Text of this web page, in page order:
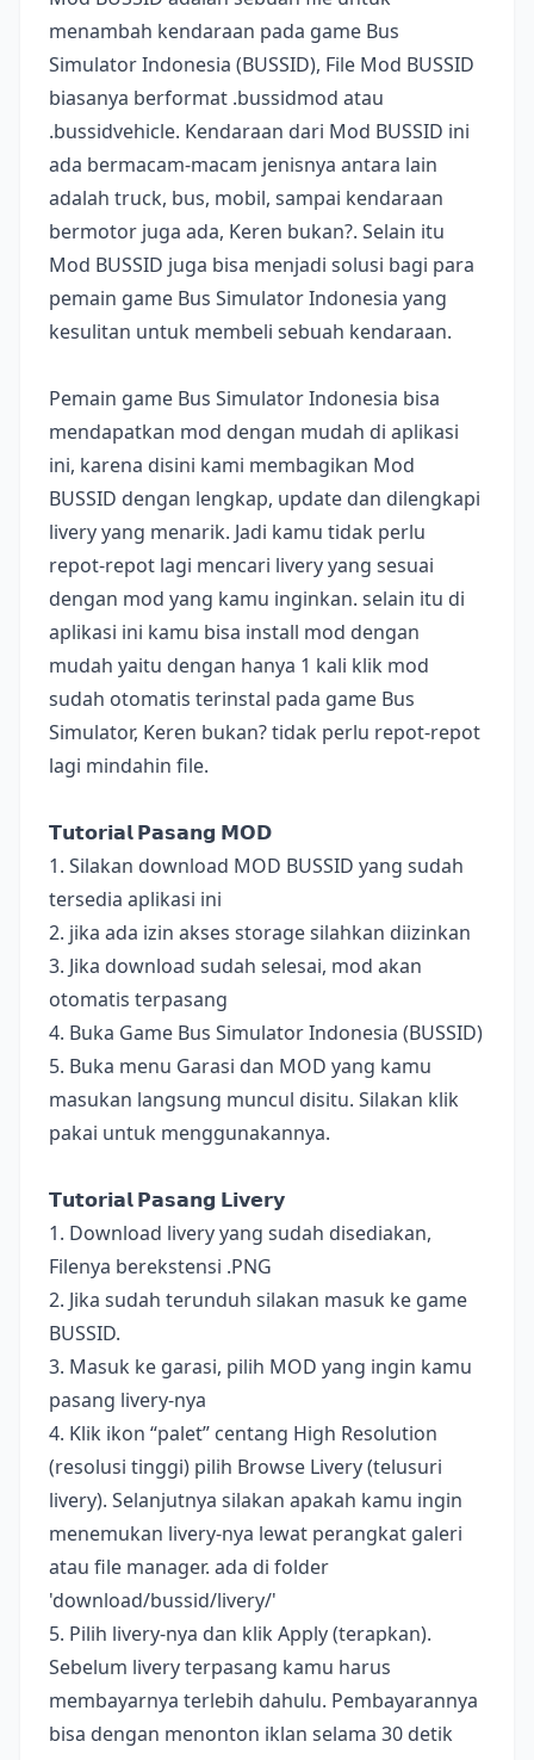
menambah kendaraan pada game Bus
Simulator Indonesia (BUSSID), File Mod BUSSID
biasanya berformat .bussidmod atau
.bussidvehicle. Kendaraan dari Mod BUSSID ini
ada bermacam-macam jenisnya antara lain
adalah truck, bus, mobil, sampai kendaraan
bermotor juga ada, Keren bukan?. Selain itu
Mod BUSSID juga bisa menjadi solusi bagi para
pemain game Bus Simulator Indonesia yang
kesulitan untuk membeli sebuah kendaraan.
Pemain game Bus Simulator Indonesia bisa
mendapatkan mod dengan mudah di aplikasi
ini, karena disini kami membagikan Mod
BUSSID dengan lengkap, update dan dilengkapi
livery yang menarik. Jadi kamu tidak perlu
repot-repot lagi mencari livery yang sesuai
dengan mod yang kamu inginkan. selain itu di
aplikasi ini kamu bisa install mod dengan
mudah yaitu dengan hanya 1 kali klik mod
sudah otomatis terinstal pada game Bus
Simulator, Keren bukan? tidak perlu repot-repot
lagi mindahin file.
𝗧𝘂𝘁𝗼𝗿𝗶𝗮𝗹 𝗣𝗮𝘀𝗮𝗻𝗴 𝗠𝗢𝗗
1. Silakan download MOD BUSSID yang sudah
tersedia aplikasi ini
2. jika ada izin akses storage silahkan diizinkan
3. Jika download sudah selesai, mod akan
otomatis terpasang
4. Buka Game Bus Simulator Indonesia (BUSSID)
5. Buka menu Garasi dan MOD yang kamu
masukan langsung muncul disitu. Silakan klik
pakai untuk menggunakannya.
𝗧𝘂𝘁𝗼𝗿𝗶𝗮𝗹 𝗣𝗮𝘀𝗮𝗻𝗴 𝗟𝗶𝘃𝗲𝗿𝘆
1. Download livery yang sudah disediakan,
Filenya berekstensi .PNG
2. Jika sudah terunduh silakan masuk ke game
BUSSID.
3. Masuk ke garasi, pilih MOD yang ingin kamu
pasang livery-nya
4. Klik ikon “palet” centang High Resolution
(resolusi tinggi) pilih Browse Livery (telusuri
livery). Selanjutnya silakan apakah kamu ingin
menemukan livery-nya lewat perangkat galeri
atau file manager. ada di folder
'download/bussid/livery/'
5. Pilih livery-nya dan klik Apply (terapkan).
Sebelum livery terpasang kamu harus
membayarnya terlebih dahulu. Pembayarannya
bisa dengan menonton iklan selama 30 detik